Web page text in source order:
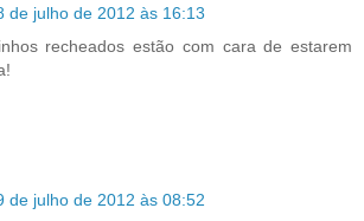
de julho de 2012 às 16:13
recheados estão com cara de estarem
de julho de 2012 às 08:52